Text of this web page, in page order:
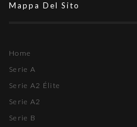
Mappa Del Sito
Home
Serie A
Serie A2 Élite
Serie A2
Serie B